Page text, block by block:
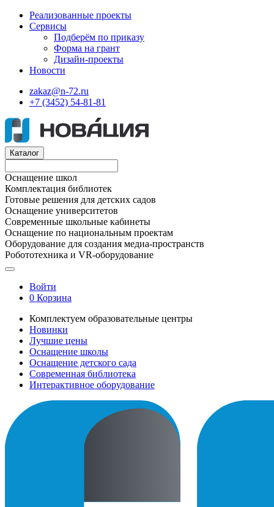
Реализованные проекты
Сервисы
Подберём по приказу
Форма на грант
Дизайн-проекты
Новости
zakaz@n-72.ru
+7 (3452) 54-81-81
Каталог
Оснащение школ
Комплектация библиотек
Готовые решения для детских садов
Оснащение университетов
Современные школьные кабинеты
Оснащение по национальным проектам
Оборудование для создания медиа-пространств
Робототехника и VR-оборудование
Войти
0 Корзина
Комплектуем образовательные центры
Новинки
Лучшие цены
Оснащение школы
Оснащение детского сада
Современная библиотека
Интерактивное оборудование